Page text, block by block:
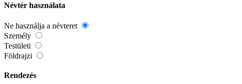
Névtér használata
Ne használja a névteret
Személy
Testületi
Földrajzi
Rendezés